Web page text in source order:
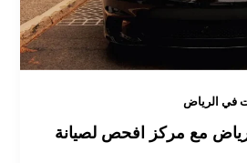
في الرياض
مع مركز افحص لصيانة